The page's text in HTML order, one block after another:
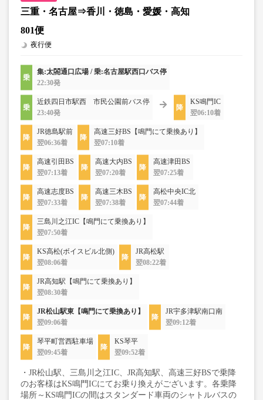
三重・名古屋⇒香川・徳島・愛媛・高知
801便
夜行便
集:太閤通口広場 / 乗:名古屋駅西口バス停
22:30発
近鉄四日市駅西 市民公園前バス停
23:40発
KS鳴門IC
翌06:10着
JR徳島駅前
翌06:36着
高速三好BS【鳴門にて乗換あり】
翌07:10着
高速引田BS
翌07:13着
高速大内BS
翌07:20着
高速津田BS
翌07:25着
高速志度BS
翌07:33着
高速三木BS
翌07:38着
高松中央IC北
翌07:44着
三島川之江IC【鳴門にて乗換あり】
翌07:50着
KS高松(ボイスビル北側)
翌08:06着
JR高松駅
翌08:22着
JR高知駅【鳴門にて乗換あり】
翌08:30着
JR松山駅東【鳴門にて乗換あり】
翌09:06着
JR宇多津駅南口南
翌09:12着
琴平町営西駐車場
翌09:45着
KS琴平
翌09:52着
・JR松山駅、三島川之江IC、JR高知駅、高速三好BSで乗降
のお客様はKS鳴門ICにてお乗り換えがございます。各乗降
場所～KS鳴門ICの間はスタンダード車両のシャトルバスの